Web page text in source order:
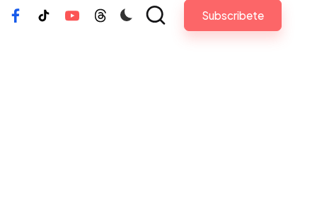
FacebookTiktokYoutubeThreads Subscribete